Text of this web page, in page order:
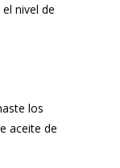
nivel de
los
aceite de